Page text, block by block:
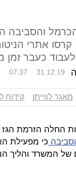
והסביבה
אתרי
לעבוד כעבר זמן
07:37 31.12.19
מאגר לווייתן קידוח
החלה הזרמת
כי מפעילת
של המשרד והליך